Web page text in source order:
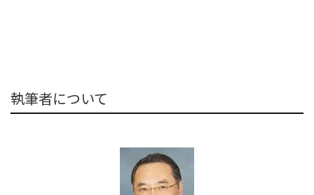
執筆者について